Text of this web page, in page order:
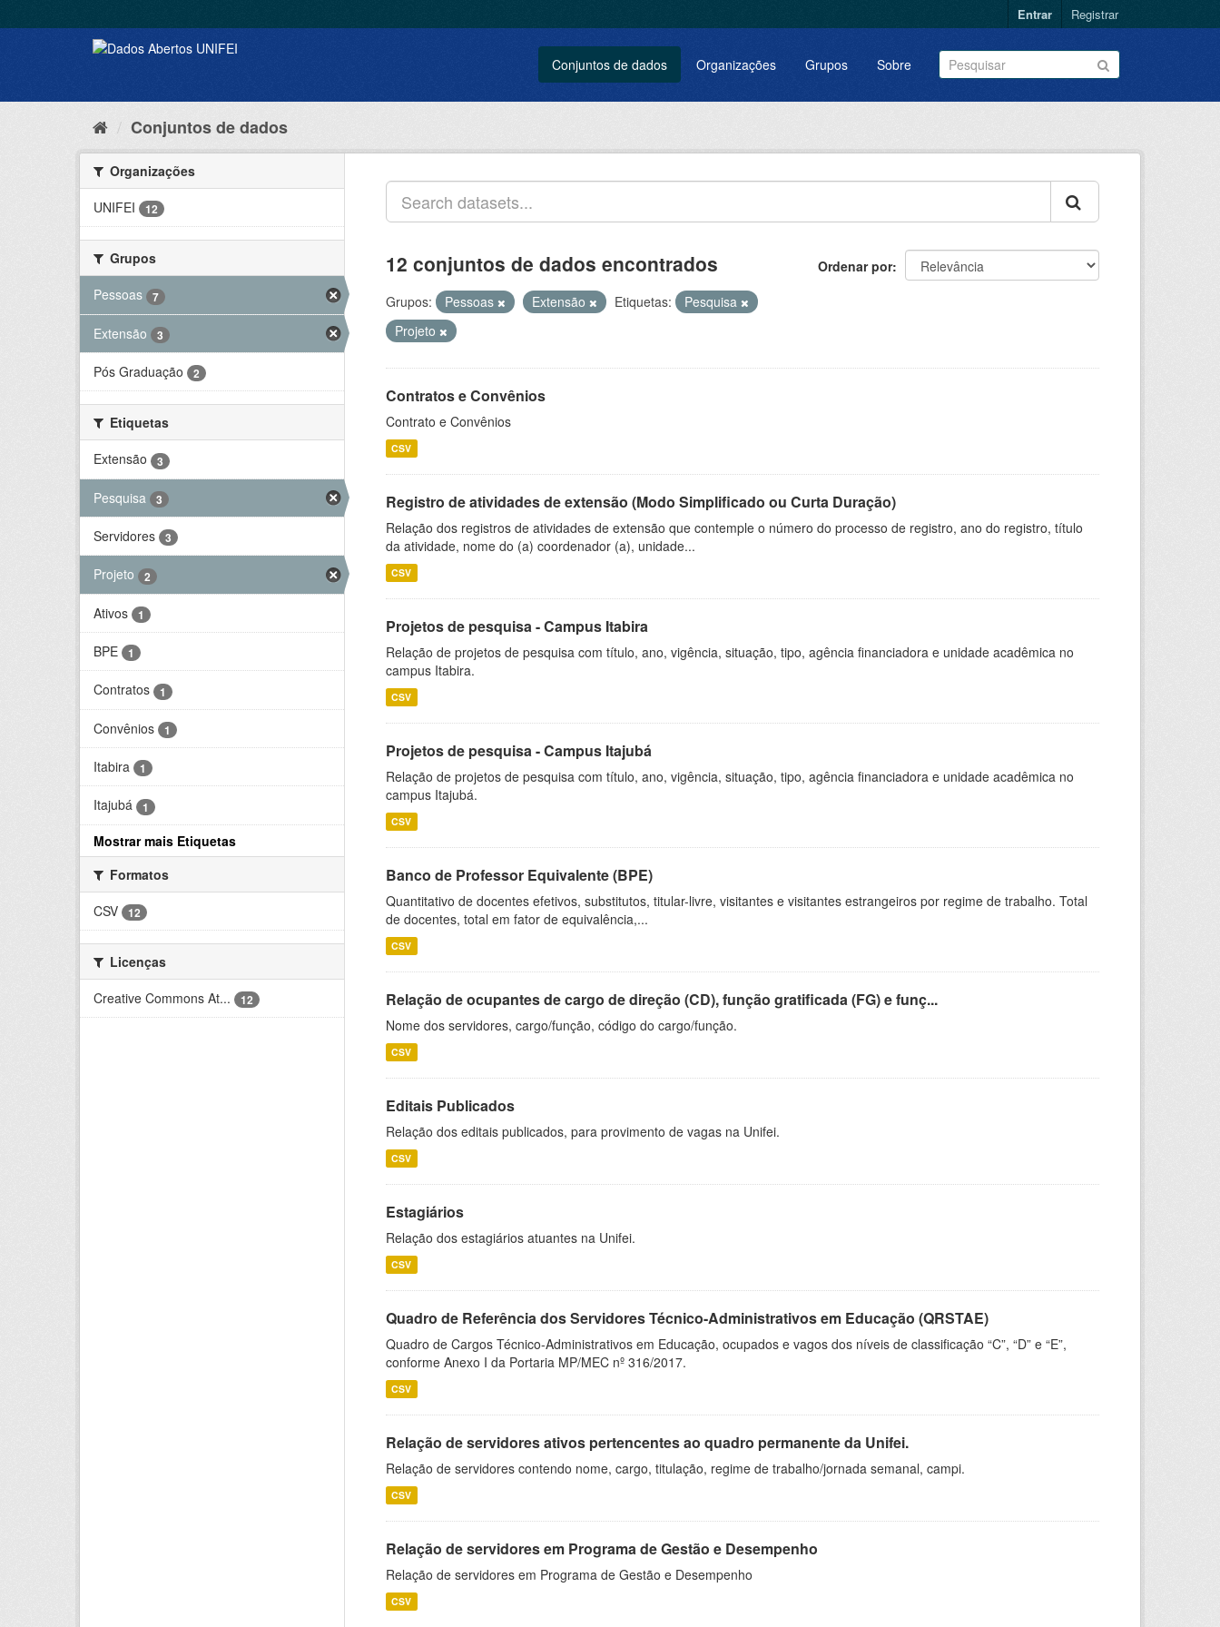
Entrar Registrar
Conjuntos de dados Organizações Grupos Sobre
Conjuntos de dados
Organizações
UNIFEI
12
Grupos
Pessoas
7
Extensão 3
Pós Graduação 2
Etiquetas
Extensão
3
Pesquisa 3
Servidores 3
Projeto 2
Ativos 1
BPE 1
Contratos 1
Convênios 1
Itabira 1
Itajubá 1
Mostrar mais Etiquetas
Formatos
CSV
12
Licenças
Creative Commons At...
12
Ordenar por
12 conjuntos de dados encontrados
Grupos: Pessoas Extensão Etiquetas:
Pesquisa
Projeto
Contratos e Convênios
Contrato e Convênios
CSV
Registro de atividades de extensão (Modo Simplificado ou Curta Duração)
Relação dos registros de atividades de extensão que contemple o número do processo de registro, ano do registro, título
da atividade, nome do (a) coordenador (a), unidade...
CSV
Projetos de pesquisa - Campus Itabira
Relação de projetos de pesquisa com título, ano, vigência, situação, tipo, agência financiadora e unidade acadêmica no
campus Itabira.
CSV
Projetos de pesquisa - Campus Itajubá
Relação de projetos de pesquisa com título, ano, vigência, situação, tipo, agência financiadora e unidade acadêmica no
campus Itajubá.
CSV
Banco de Professor Equivalente (BPE)
Quantitativo de docentes efetivos, substitutos, titular-livre, visitantes e visitantes estrangeiros por regime de trabalho. Total
de docentes, total em fator de equivalência,...
CSV
Relação de ocupantes de cargo de direção (CD), função gratificada (FG) e funç...
Nome dos servidores, cargo/função, código do cargo/função.
CSV
Editais Publicados
Relação dos editais publicados, para provimento de vagas na Unifei.
CSV
Estagiários
Relação dos estagiários atuantes na Unifei.
CSV
Quadro de Referência dos Servidores Técnico-Administrativos em Educação (QRSTAE)
Quadro de Cargos Técnico-Administrativos em Educação, ocupados e vagos dos níveis de classificação “C”, “D” e “E”,
conforme Anexo I da Portaria MP/MEC nº 316/2017.
CSV
Relação de servidores ativos pertencentes ao quadro permanente da Unifei.
Relação de servidores contendo nome, cargo, titulação, regime de trabalho/jornada semanal, campi.
CSV
Relação de servidores em Programa de Gestão e Desempenho
Relação de servidores em Programa de Gestão e Desempenho
CSV